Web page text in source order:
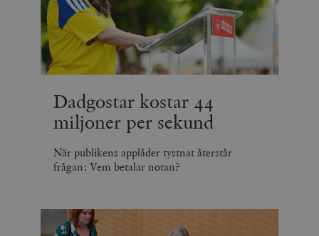
Dadgostar kostar 44
miljoner per sekund
När publikens applåder tystnat återstår
frågan: Vem betalar notan?